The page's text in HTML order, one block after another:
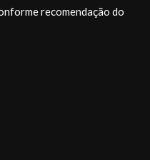
recomendação do